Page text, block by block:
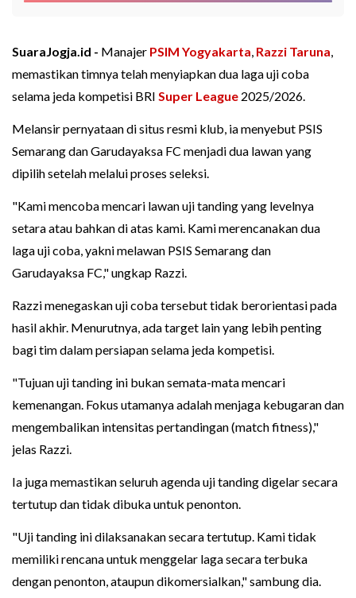
SuaraJogja.id - Manajer PSIM Yogyakarta, Razzi Taruna,
memastikan timnya telah menyiapkan dua laga uji coba
selama jeda kompetisi BRI Super League 2025/2026.
Melansir pernyataan di situs resmi klub, ia menyebut PSIS
Semarang dan Garudayaksa FC menjadi dua lawan yang
dipilih setelah melalui proses seleksi.
"Kami mencoba mencari lawan uji tanding yang levelnya
setara atau bahkan di atas kami. Kami merencanakan dua
laga uji coba, yakni melawan PSIS Semarang dan
Garudayaksa FC," ungkap Razzi.
Razzi menegaskan uji coba tersebut tidak berorientasi pada
hasil akhir. Menurutnya, ada target lain yang lebih penting
bagi tim dalam persiapan selama jeda kompetisi.
"Tujuan uji tanding ini bukan semata-mata mencari
kemenangan. Fokus utamanya adalah menjaga kebugaran dan
mengembalikan intensitas pertandingan (match fitness),"
jelas Razzi.
Ia juga memastikan seluruh agenda uji tanding digelar secara
tertutup dan tidak dibuka untuk penonton.
"Uji tanding ini dilaksanakan secara tertutup. Kami tidak
memiliki rencana untuk menggelar laga secara terbuka
dengan penonton, ataupun dikomersialkan," sambung dia.